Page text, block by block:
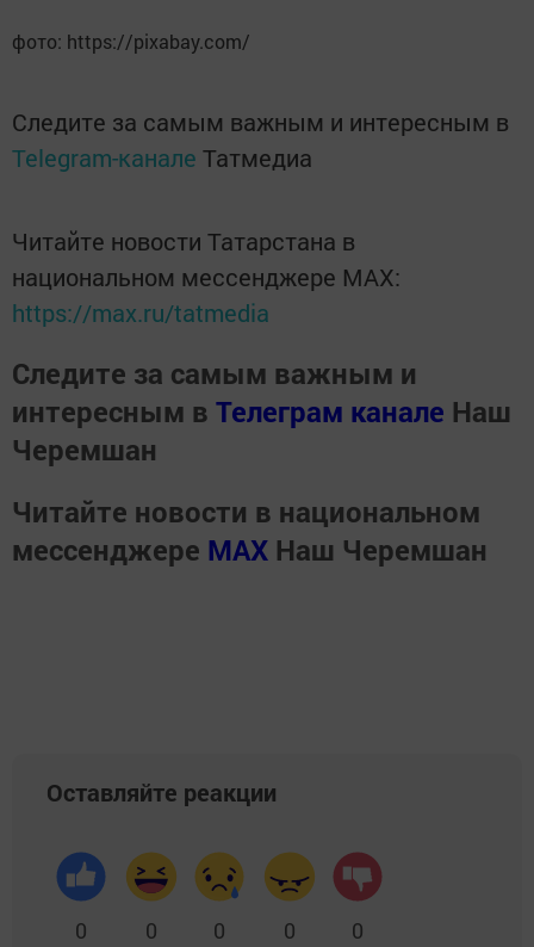
фото: https://pixabay.com/
Следите за самым важным и интересным в
Telegram-канале Татмедиа
Читайте новости Татарстана в
национальном мессенджере MАХ:
https://max.ru/tatmedia
Следите за самым важным и
интересным в Телеграм канале Наш
Черемшан
Читайте новости в национальном
мессенджере MАХ Наш Черемшан
Оставляйте реакции
0 0 0 0 0